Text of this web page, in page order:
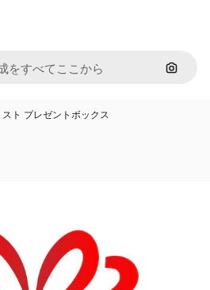
画像で
ト プレゼントボックス